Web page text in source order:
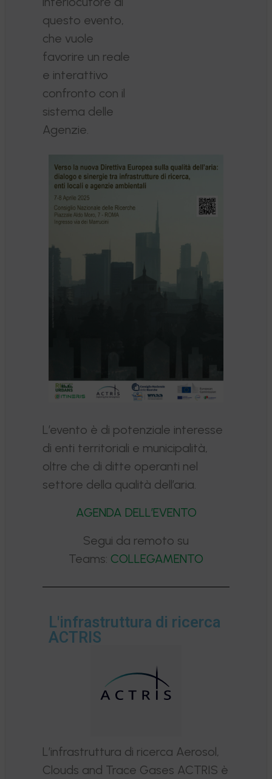
questo evento,
che vuole
favorire un reale
e interattivo
confronto con il
sistema delle
Agenzie.
L’evento è di potenziale interesse
di enti territoriali e municipalità,
oltre che di ditte operanti nel
settore della qualità dell’aria.
AGENDA DELL’EVENTO
Segui da remoto su
Teams: COLLEGAMENTO
L'infrastruttura di ricerca
ACTRIS
L’infrastruttura di ricerca Aerosol,
Clouds and Trace Gases ACTRIS è